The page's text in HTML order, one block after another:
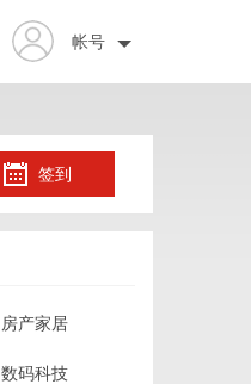
帐号
签到
房产家居
数码科技